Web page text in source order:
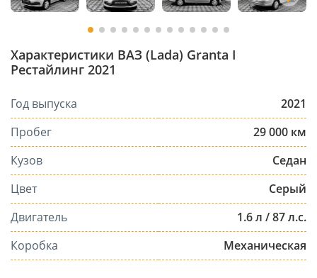
Характеристики ВАЗ (Lada) Granta I
Рестайлинг 2021
Год выпуска
2021
Пробег
29 000 км
Кузов
Седан
Цвет
Серый
Двигатель
1.6 л / 87 л.с.
Коробка
Механическая